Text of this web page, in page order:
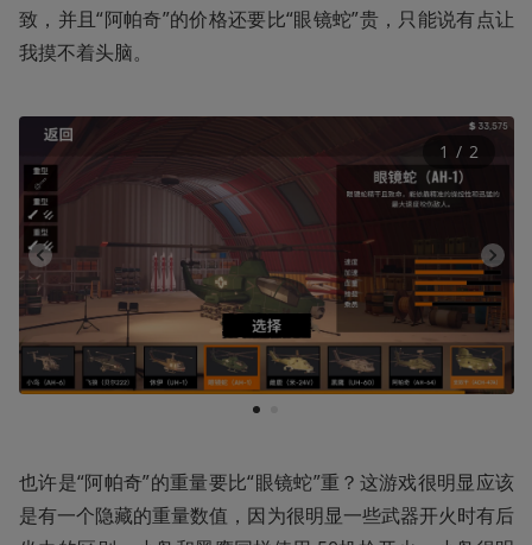
致，并且“阿帕奇”的价格还要比“眼镜蛇”贵，只能说有点让
我摸不着头脑。
1
1 / 2
也许是“阿帕奇”的重量要比“眼镜蛇”重？这游戏很明显应该
是有一个隐藏的重量数值，因为很明显一些武器开火时有后